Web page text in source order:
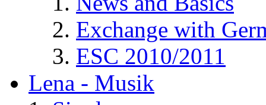
Exchange with
ESC 2010/2011
Lena - Musik